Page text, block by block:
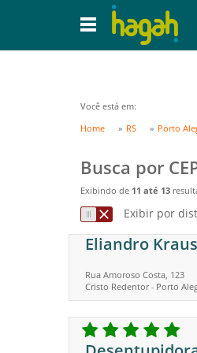
Você está em:
Home
RS Porto
Busca por
Exibindo de 11 até 13
Exibir por
Eliandro
Rua Amoroso Costa, 123
Cristo Redentor - Porto